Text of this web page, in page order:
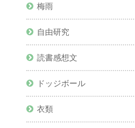
梅雨
自由研究
読書感想文
ドッジボール
衣類